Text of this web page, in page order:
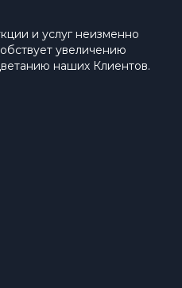
и услуг неизменно
увеличению
наших Клиентов.